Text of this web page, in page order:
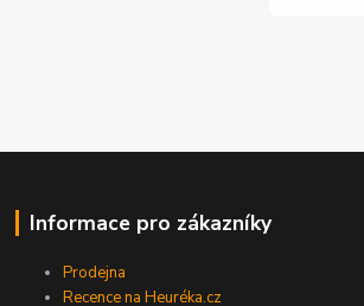
Informace pro zákazníky
Prodejna
Recence na Heuréka.cz